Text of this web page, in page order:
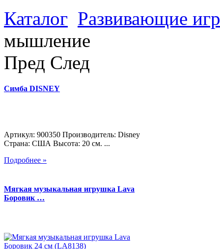
Каталог Развивающие
мышление
Пред След
Симба DISNEY
Артикул: 900350 Производитель: Disney
Страна: США Высота: 20 см. ...
Подробнее »
Мягкая музыкальная игрушка Lava
Боровик …